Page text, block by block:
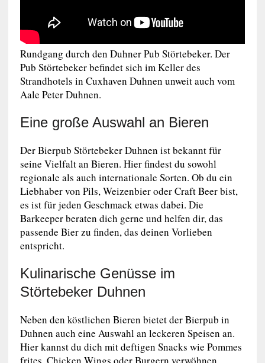
Rundgang durch den Duhner Pub Störtebeker. Der
Pub Störtebeker befindet sich im Keller des
Strandhotels in Cuxhaven Duhnen unweit auch vom
Aale Peter Duhnen.
Eine große Auswahl an Bieren
Der Bierpub Störtebeker Duhnen ist bekannt für
seine Vielfalt an Bieren. Hier findest du sowohl
regionale als auch internationale Sorten. Ob du ein
Liebhaber von Pils, Weizenbier oder Craft Beer bist,
es ist für jeden Geschmack etwas dabei. Die
Barkeeper beraten dich gerne und helfen dir, das
passende Bier zu finden, das deinen Vorlieben
entspricht.
Kulinarische Genüsse im
Störtebeker Duhnen
Neben den köstlichen Bieren bietet der Bierpub in
Duhnen auch eine Auswahl an leckeren Speisen an.
Hier kannst du dich mit deftigen Snacks wie Pommes
frites, Chicken Wings oder Burgern verwöhnen